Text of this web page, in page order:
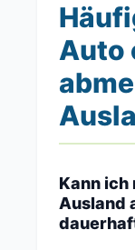
Auto
Kann ich
Ausland